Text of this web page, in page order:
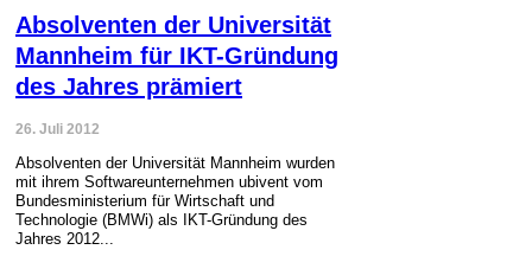
Absolventen der Universität
Mannheim für IKT-Gründung
des Jahres prämiert
26. Juli 2012
Absolventen der Universität Mannheim wurden
mit ihrem Softwareunternehmen ubivent vom
Bundesministerium für Wirtschaft und
Technologie (BMWi) als IKT-Gründung des
Jahres 2012...